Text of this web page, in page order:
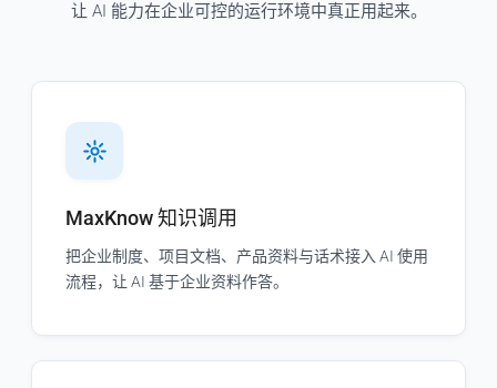
让 AI 能力在企业可控的运行环境中真正用起来。
MaxKnow 知识调用
把企业制度、项目文档、产品资料与话术接入 AI 使用
流程，让 AI 基于企业资料作答。